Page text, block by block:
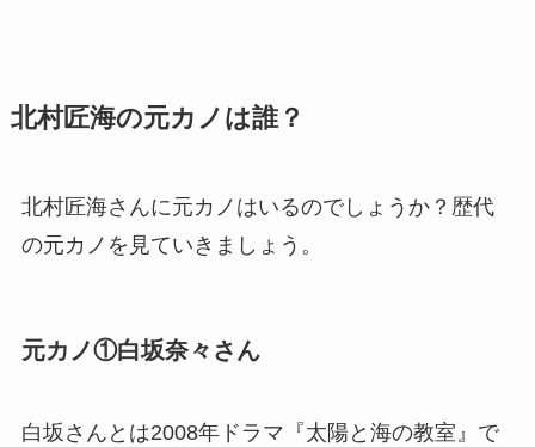
北村匠海の元カノは誰？
北村匠海さんに元カノはいるのでしょうか？歴代
の元カノを見ていきましょう。
元カノ①白坂奈々さん
白坂さんとは2008年ドラマ『太陽と海の教室』で